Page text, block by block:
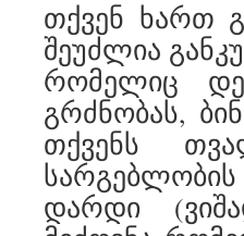
თქვენ ხართ
შეუძლია
რომელიც
გრძნობას,
თქვენს
დარდი